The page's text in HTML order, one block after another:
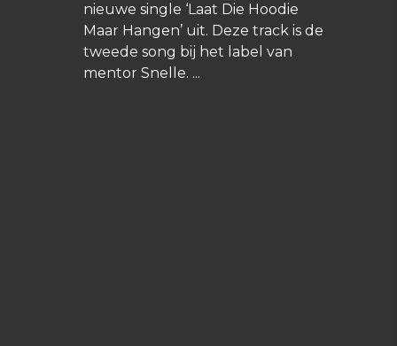
nieuwe single ‘Laat Die Hoodie
Maar Hangen’ uit. Deze track is de
tweede song bij het label van
mentor Snelle.